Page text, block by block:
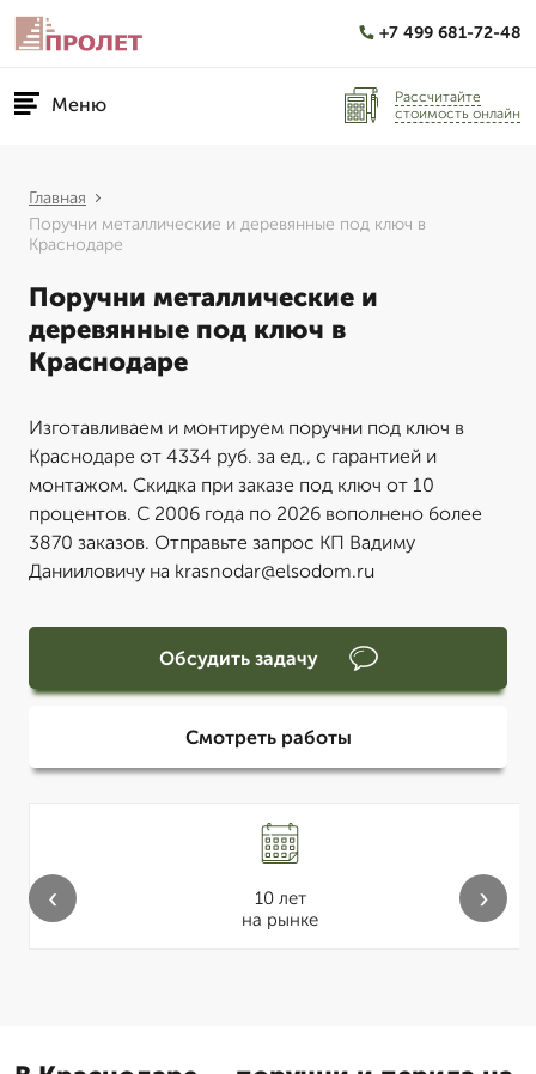
+7 499 681-72-48
Меню
Рассчитайте
стоимость онлайн
Главная
Поручни металлические и деревянные под ключ в
Краснодаре
Поручни металлические и
деревянные под ключ в
Краснодаре
Изготавливаем и монтируем поручни под ключ в
Краснодаре от 4334 руб. за ед., с гарантией и
монтажом. Скидка при заказе под ключ от 10
процентов. С 2006 года по 2026 вополнено более
3870 заказов. Отправьте запрос КП Вадиму
Данииловичу на krasnodar@elsodom.ru
Обсудить задачу
Смотреть работы
10 лет
на рынке
‹ ›